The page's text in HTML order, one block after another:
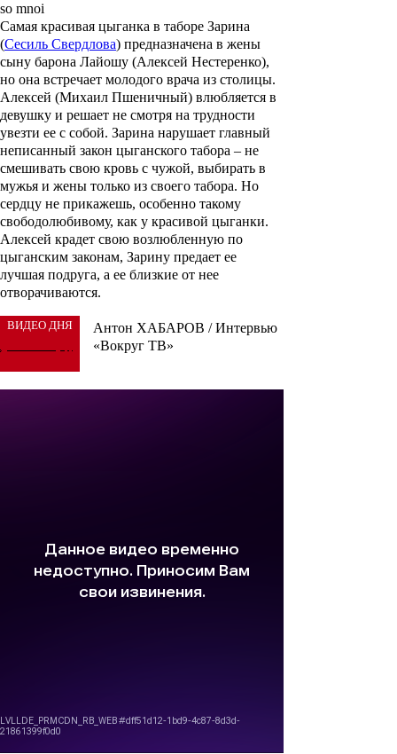
so mnoi
Самая красивая цыганка в таборе Зарина
(Сесиль Свердлова) предназначена в жены
сыну барона Лайошу (Алексей Нестеренко),
но она встречает молодого врача из столицы.
Алексей (Михаил Пшеничный) влюбляется в
девушку и решает не смотря на трудности
увезти ее с собой. Зарина нарушает главный
неписанный закон цыганского табора – не
смешивать свою кровь с чужой, выбирать в
мужья и жены только из своего табора. Но
сердцу не прикажешь, особенно такому
свободолюбивому, как у красивой цыганки.
Алексей крадет свою возлюбленную по
цыганским законам, Зарину предает ее
лучшая подруга, а ее близкие от нее
отворачиваются.
ВИДЕО ДНЯ
Антон ХАБАРОВ / Интервью
«Вокруг ТВ»